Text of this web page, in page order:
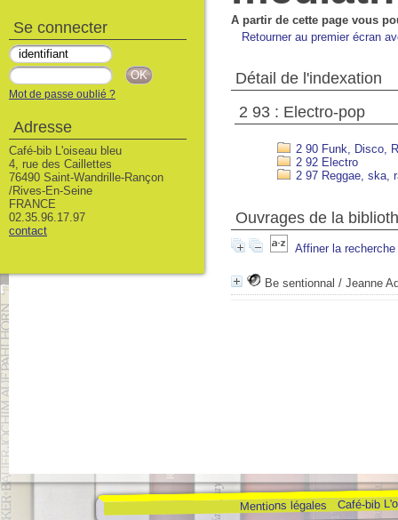
A partir de cette page vous
Retourner au premier écran
Détail de l'indexation
2 93 : Electro-pop
2 90 Funk, Disco,
2 92 Electro
2 97 Reggae, ska,
Ouvrages de la
Affiner la recherche
Be sentionnal / Jeanne
Mentions légales Café-bib
Se connecter
Mot de passe oublié ?
Adresse
Café-bib L'oiseau bleu
4, rue des Caillettes
76490 Saint-Wandrille-Rançon
/Rives-En-Seine
FRANCE
02.35.96.17.97
contact